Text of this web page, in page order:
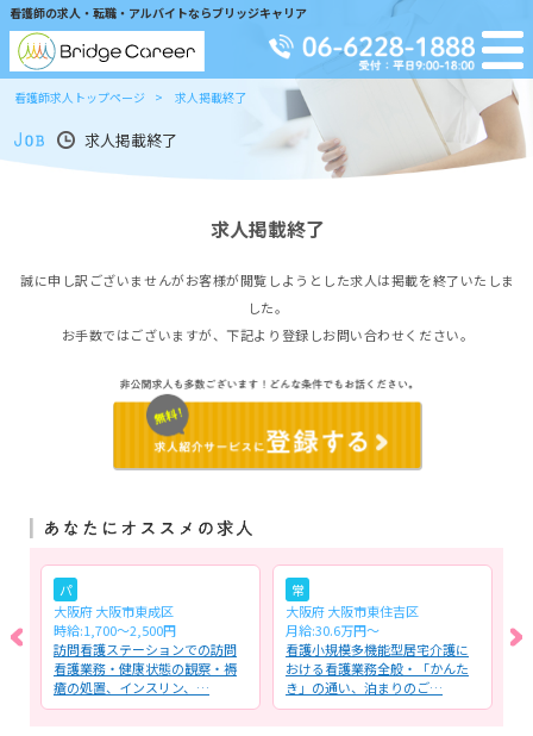
看護師の求人・転職・アルバイトならブリッジキャリア
看護師求人トップページ 求人掲載終了
求人掲載終了
求人掲載終了
誠に申し訳ございませんがお客様が閲覧しようとした求人は掲載を終了いたしま
した。
お手数ではございますが、下記より登録しお問い合わせください。
パ
大阪府 大阪市東成区
時給:1,700～2,500円
訪問看護ステーションでの訪問
看護業務・健康状態の観察・褥
瘡の処置、インスリン、…
常
大阪府 大阪市東住吉区
月給:30.6万円～
看護小規模多機能型居宅介護に
おける看護業務全般・「かんた
き」の通い、泊まりのご…